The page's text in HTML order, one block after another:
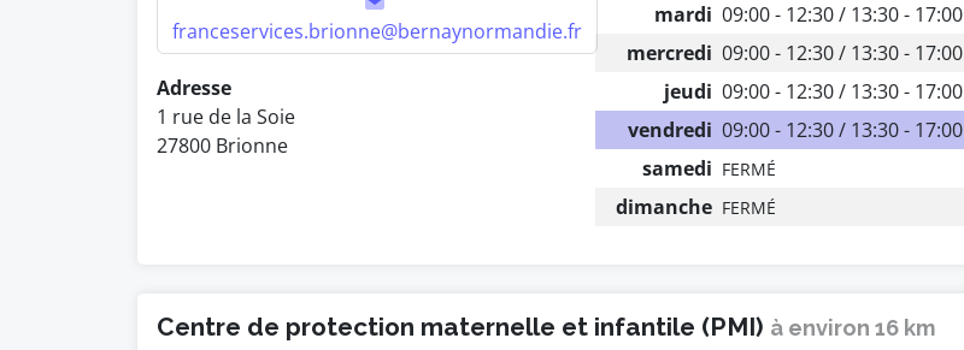
franceservices.brionne@bernaynormandie.fr
Adresse
1 rue de la Soie
27800 Brionne
mardi 09:00 - 12:30 / 13:30 - 17:00
mercredi 09:00 - 12:30 / 13:30 - 17:00
jeudi 09:00 - 12:30 / 13:30 - 17:00
vendredi 09:00 - 12:30 / 13:30 - 17:00
samedi FERMÉ
dimanche FERMÉ
Centre de protection maternelle et infantile (PMI) à environ 16 km